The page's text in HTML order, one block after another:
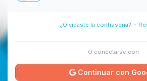
¿Olvidaste la contraseña? -
O conectarse con
Continuar con